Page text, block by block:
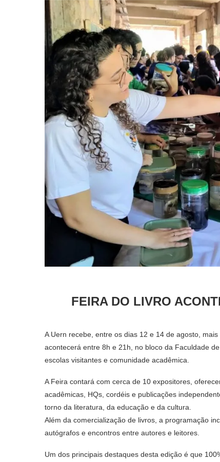
FEIRA DO LIVRO
A Uern recebe, entre os dias 12 e 14 de agosto,
acontecerá entre 8h e 21h, no bloco da Faculdade
escolas visitantes e comunidade acadêmica.
A Feira contará com cerca de 10 expositores,
acadêmicas, HQs, cordéis e publicações
torno da literatura, da educação e da cultura.
Além da comercialização de livros, a programação
autógrafos e encontros entre autores e leitores.
Um dos principais destaques desta edição é que